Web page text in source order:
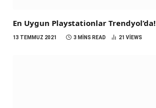
En Uygun Playstationlar Trendyol’da!
13 TEMMUZ 2021 3 MINS READ 21 VIEWS